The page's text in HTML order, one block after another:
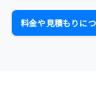
ど、お客様の新事
ており、機材レン
様のご要望に応じ
料金や見積もりに